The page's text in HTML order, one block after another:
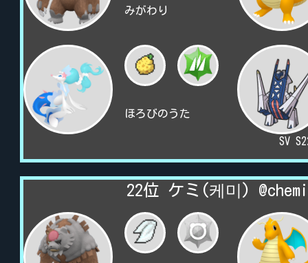
みがわり
ほろびのうた
SV
22位 ケミ(케미)